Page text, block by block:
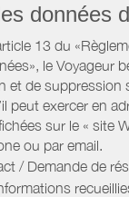
données
13 du
le Voyageur
et de suppression
peut exercer en
sur le « site
ou par email.
/ Demande de